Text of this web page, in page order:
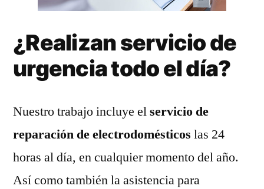
¿Realizan servicio de
urgencia todo el día?
Nuestro trabajo incluye elservicio de
reparación de electrodomésticos las 24
horas al día, en cualquier momento del año.
Así como también la asistencia para